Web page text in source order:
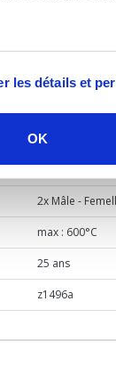
les détails et
OK
Double paroi
Sélection P Pro
Acier
2x Mâle -
max : 600°C
25 ans
z1496a